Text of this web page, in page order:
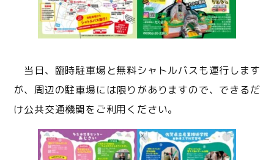
当日、臨時駐車場と無料シャトルバスも運行します
が、周辺の駐車場には限りがありますので、できるだ
け公共交通機関をご利用ください。